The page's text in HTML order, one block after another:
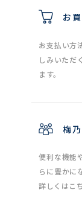
お
お支払い方
しみいただ
ます。
梅
便利な機能
らに豊かに
詳しくはこ